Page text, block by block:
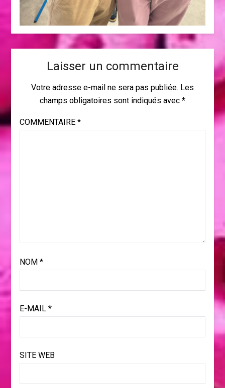
Laisser un commentaire
Votre adresse e-mail ne sera pas publiée. Les
champs obligatoires sont indiqués avec *
COMMENTAIRE *
NOM *
E-MAIL *
SITE WEB